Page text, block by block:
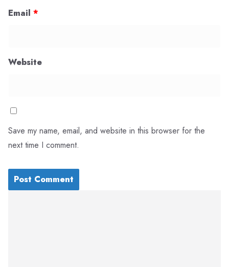
Email *
Website
Save my name, email, and website in this browser for the
next time I comment.